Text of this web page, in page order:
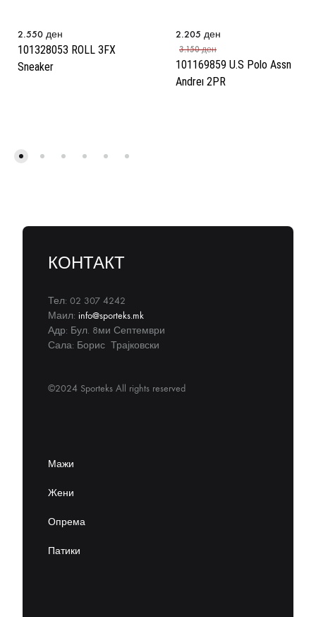
101328053 ROLL 3FX
Sneaker
2.550 ден
101169859 U.S Polo Assn
Andreı 2PR
2.205 ден
3.150ден
КОНТАКТ
Тел: 02 307 4242
Маил: info@sporteks.mk
Адр: Бул. 8ми Септември
Сала: Борис Трајковски
©2024 Sporteks All rights reserved
Мажи
Жени
Опрема
Патики